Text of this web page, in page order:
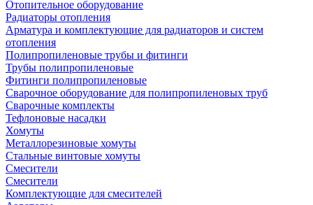
Отопительное оборудование
Радиаторы отопления
Арматура и комплектующие для радиаторов и систем
отопления
Полипропиленовые трубы и фитинги
Трубы полипропиленовые
Фитинги полипропиленовые
Сварочное оборудование для полипропиленовых труб
Сварочные комплекты
Тефлоновые насадки
Хомуты
Металлорезиновые хомуты
Стальные винтовые хомуты
Смесители
Смесители
Комплектующие для смесителей